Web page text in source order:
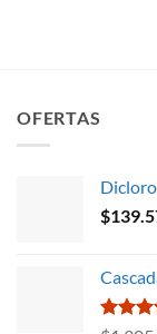
OFERTAS
$